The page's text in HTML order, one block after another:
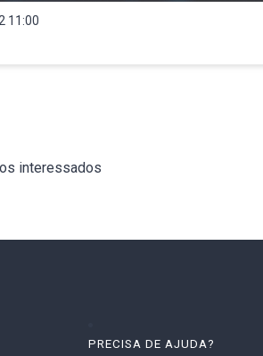
11:00
interessados
PRECISA DE AJUDA?